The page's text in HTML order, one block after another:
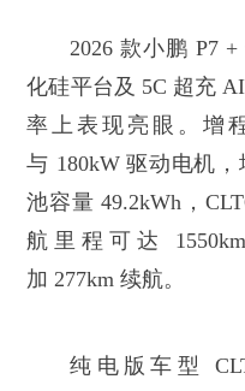
2026 款小鹏 P7
化硅平台及 5C 超充
率上表现亮眼。增
与 180kW 驱动电机
池容量 49.2kWh，
航里程可达
加 277km 续航。
纯电版车型